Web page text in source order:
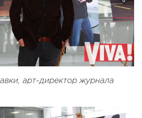
арт-директор журнала